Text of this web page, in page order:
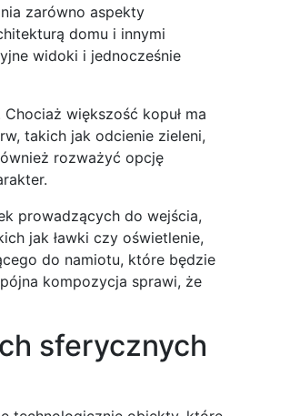
zarówno aspekty
domu i innymi
widoki i jednocześnie
większość kopuł ma
takich jak odcienie zieleni,
rozważyć opcję
prowadzących do wejścia,
jak ławki czy oświetlenie,
do namiotu, które będzie
kompozycja sprawi, że
sferycznych